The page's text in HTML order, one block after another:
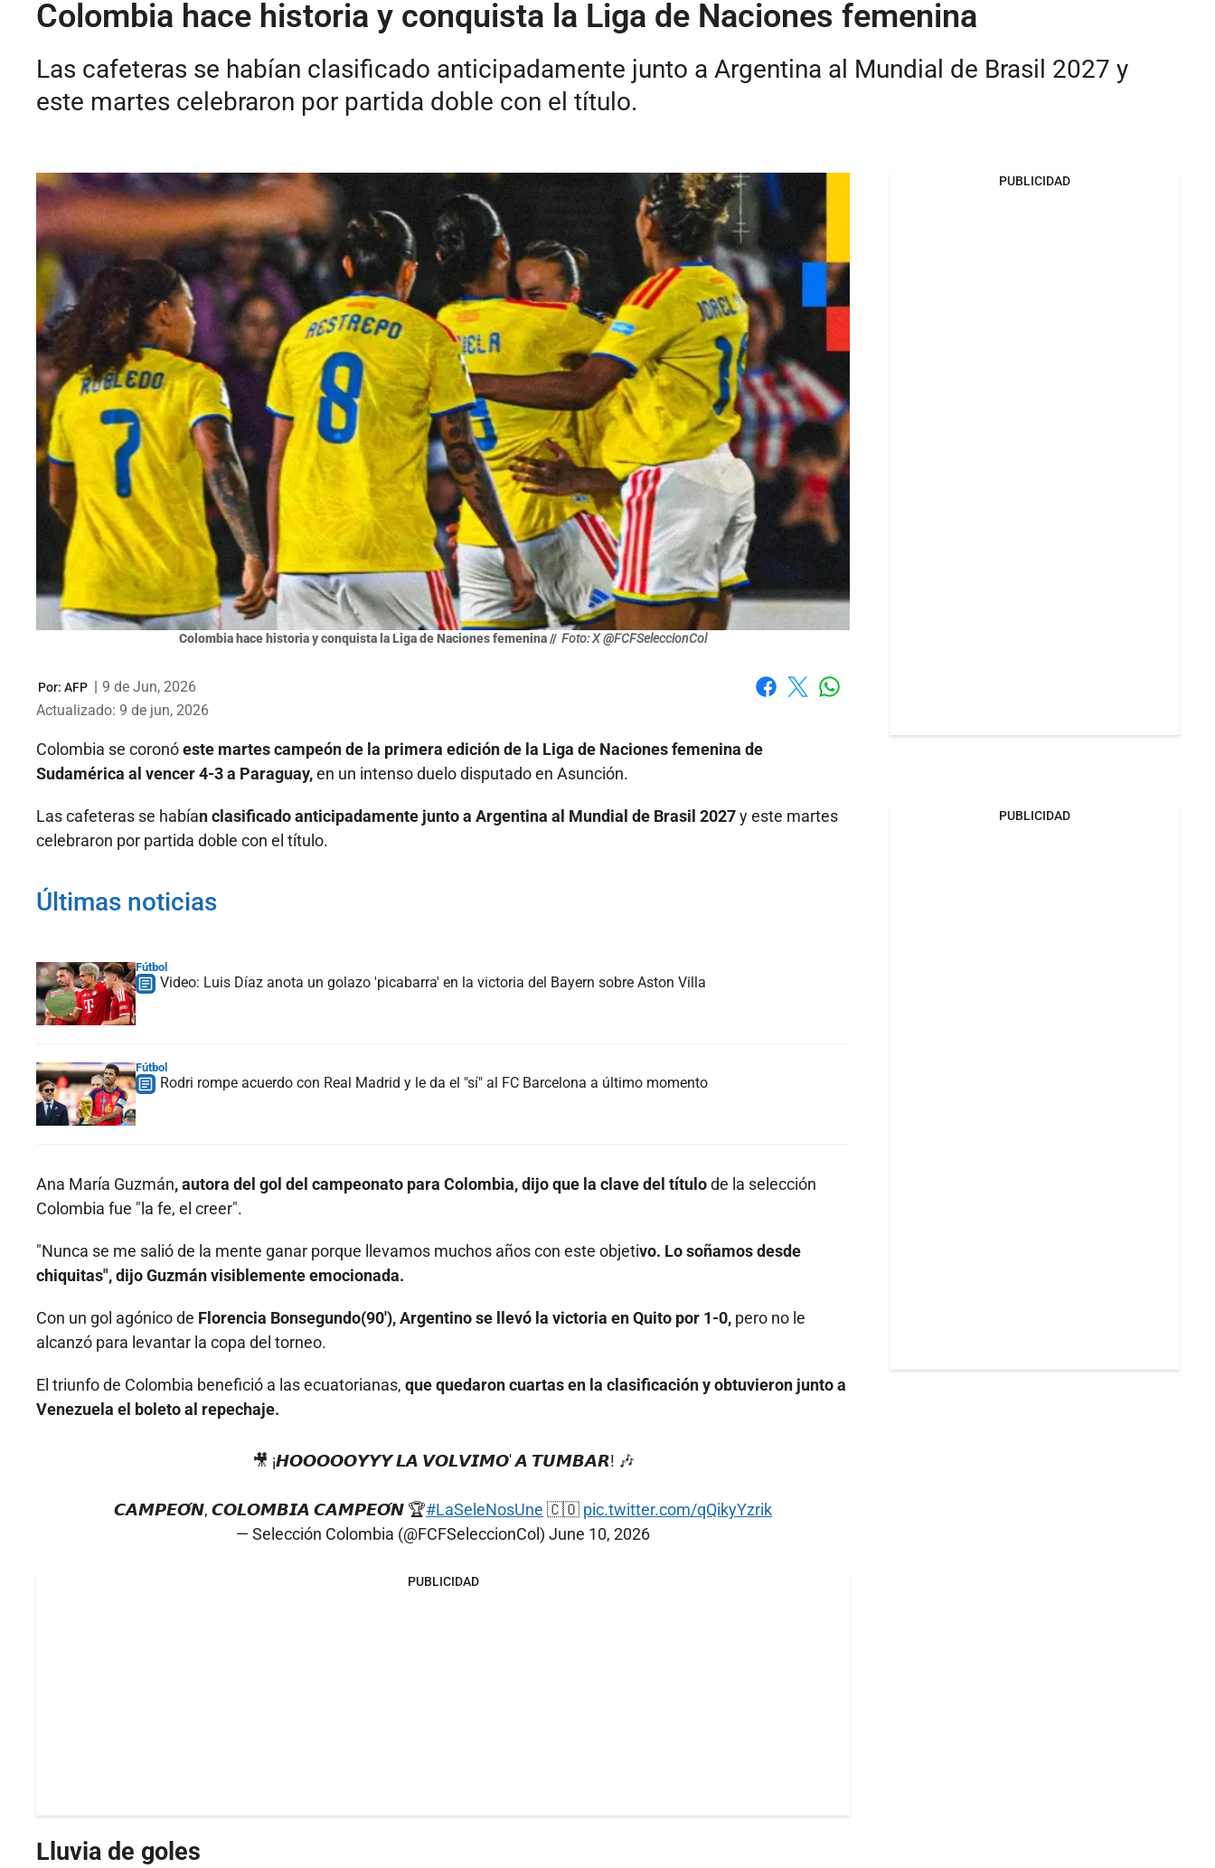
Colombia hace historia y conquista la Liga de Naciones femenina
Las cafeteras se habían clasificado anticipadamente junto a Argentina al Mundial de Brasil 2027 y
este martes celebraron por partida doble con el título.
Colombia hace historia y conquista la Liga de Naciones femenina // Foto: X @FCFSeleccionCol
Por: AFP | 9 de Jun, 2026
Actualizado: 9 de jun, 2026
Colombia se coronóeste martes campeón de la primera edición de la Liga de Naciones femenina de
Sudamérica al vencer 4-3 a Paraguay,en un intenso duelo disputado en Asunción.
Las cafeteras se habían clasificado anticipadamente junto a Argentina al Mundial de Brasil 2027y este martes
celebraron por partida doble con el título.
Últimas noticias
Fútbol
Video: Luis Díaz anota un golazo 'picabarra' en la victoria del Bayern sobre Aston Villa
Fútbol
Rodri rompe acuerdo con Real Madrid y le da el "sí" al FC Barcelona a último momento
Ana María Guzmán, autora del gol del campeonato para Colombia, dijo que la clave del títulode la selección
Colombia fue "la fe, el creer".
"Nunca se me salió de la mente ganar porque llevamos muchos años con este objetivo. Lo soñamos desde
chiquitas", dijo Guzmán visiblemente emocionada.
Con un gol agónico de Florencia Bonsegundo(90'), Argentino se llevó la victoria en Quito por 1-0, pero no le
alcanzó para levantar la copa del torneo.
El triunfo de Colombia benefició a las ecuatorianas, que quedaron cuartas en la clasificación y obtuvieron junto a
Venezuela el boleto al repechaje.
🎥 ¡𝙃𝙊𝙊𝙊𝙊𝙊𝙔𝙔𝙔 𝙇𝘼 𝙑𝙊𝙇𝙑𝙄𝙈𝙊' 𝘼 𝙏𝙐𝙈𝘽𝘼𝙍! 🎶
𝘾𝘼𝙈𝙋𝙀𝙊́𝙉, 𝘾𝙊𝙇𝙊𝙈𝘽𝙄𝘼 𝘾𝘼𝙈𝙋𝙀𝙊́𝙉 🏆#LaSeleNosUne 🇨🇴 pic.twitter.com/qQikyYzrik
— Selección Colombia (@FCFSeleccionCol) June 10, 2026
PUBLICIDAD
Lluvia de goles
PUBLICIDAD
PUBLICIDAD